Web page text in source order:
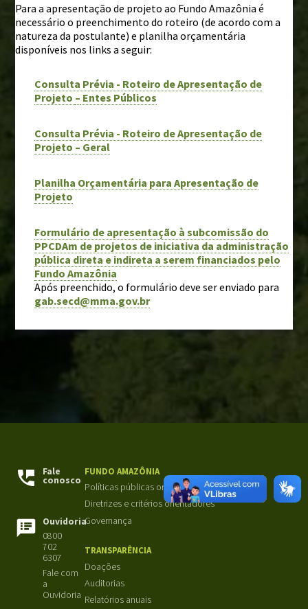
Chamadas públicas
Documentos de suporte
PRÊMIO FUNDO AMAZÔNIA
Fundo Amazônia em números
Resultados e impactos
Salvaguardas de REDD+
Avaliações externas
CLIENTE
Modelos e guias
Manual da marca
BIBLIOTECA
Para a apresentação de projeto ao Fundo Amazônia é
necessário o preenchimento do roteiro (de acordo com a
natureza da postulante) e planilha orçamentária
disponíveis nos links a seguir:
Consulta Prévia - Roteiro de Apresentação de
Projeto – Entes Públicos
Consulta Prévia - Roteiro de Apresentação de
Projeto – Geral
Planilha Orçamentária para Apresentação de
Projeto
Formulário de apresentação à subcomissão do
PPCDAm de projetos de iniciativa da administração
pública direta e indireta a serem financiados pelo
Fundo Amazônia
Após preenchido, o formulário deve ser enviado para
gab.secd@mma.gov.br
Fale
conosco
Ouvidoria
0800
702
6307
Fale com
a
Ouvidoria
FUNDO AMAZÔNIA
Políticas públicas orientadoras
Diretrizes e critérios orientadores
Governança
TRANSPARÊNCIA
Doações
Auditorias
Relatórios anuais